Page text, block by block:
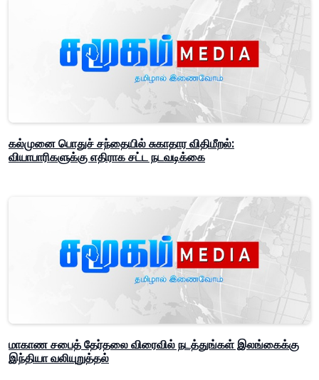
கல்முனை பொதுச் சந்தையில் சுகாதார விதிமீறல்:
வியாபாரிகளுக்கு எதிராக சட்ட நடவடிக்கை
மாகாண சபைத் தேர்தலை விரைவில் நடத்துங்கள் இலங்கைக்கு
இந்தியா வலியுறுத்தல்